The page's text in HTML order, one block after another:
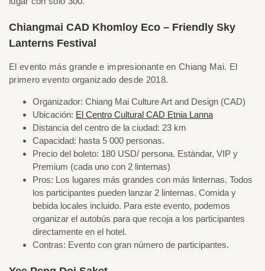
Chiangmai CAD Khomloy Eco – Friendly Sky
Lanterns Festival
El evento más grande e impresionante en Chiang Mai. El
primero evento organizado desde 2018.
Organizador: Chiang Mai Culture Art and Design (CAD)
Ubicación: El Centro Cultural CAD Etnia Lanna
Distancia del centro de la ciudad: 23 km
Capacidad: hasta 5 000 personas.
Precio del boleto: 180 USD/ persona. Estándar, VIP y
Premium (cada uno con 2 linternas)
Pros: Los lugares más grandes con más linternas. Todos
los participantes pueden lanzar 2 linternas. Comida y
bebida locales incluido. Para este evento, podemos
organizar el autobús para que recoja a los participantes
directamente en el hotel.
Contras: Evento con gran número de participantes.